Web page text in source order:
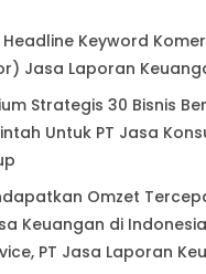
Headline Keyword
Jasa Laporan
Strategis 30 Bisnis
Untuk PT Jasa
Omzet
Keuangan di
PT Jasa Laporan